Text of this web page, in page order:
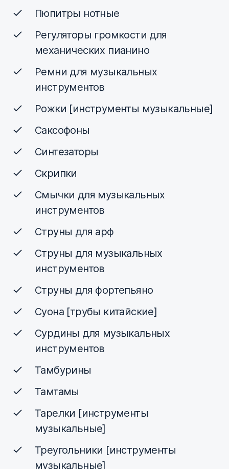
Пюпитры нотные
Регуляторы громкости для
механических пианино
Ремни для музыкальных
инструментов
Рожки [инструменты музыкальные]
Саксофоны
Синтезаторы
Скрипки
Смычки для музыкальных
инструментов
Струны для арф
Струны для музыкальных
инструментов
Струны для фортепьяно
Суона [трубы китайские]
Сурдины для музыкальных
инструментов
Тамбурины
Тамтамы
Тарелки [инструменты
музыкальные]
Треугольники [инструменты
музыкальные]